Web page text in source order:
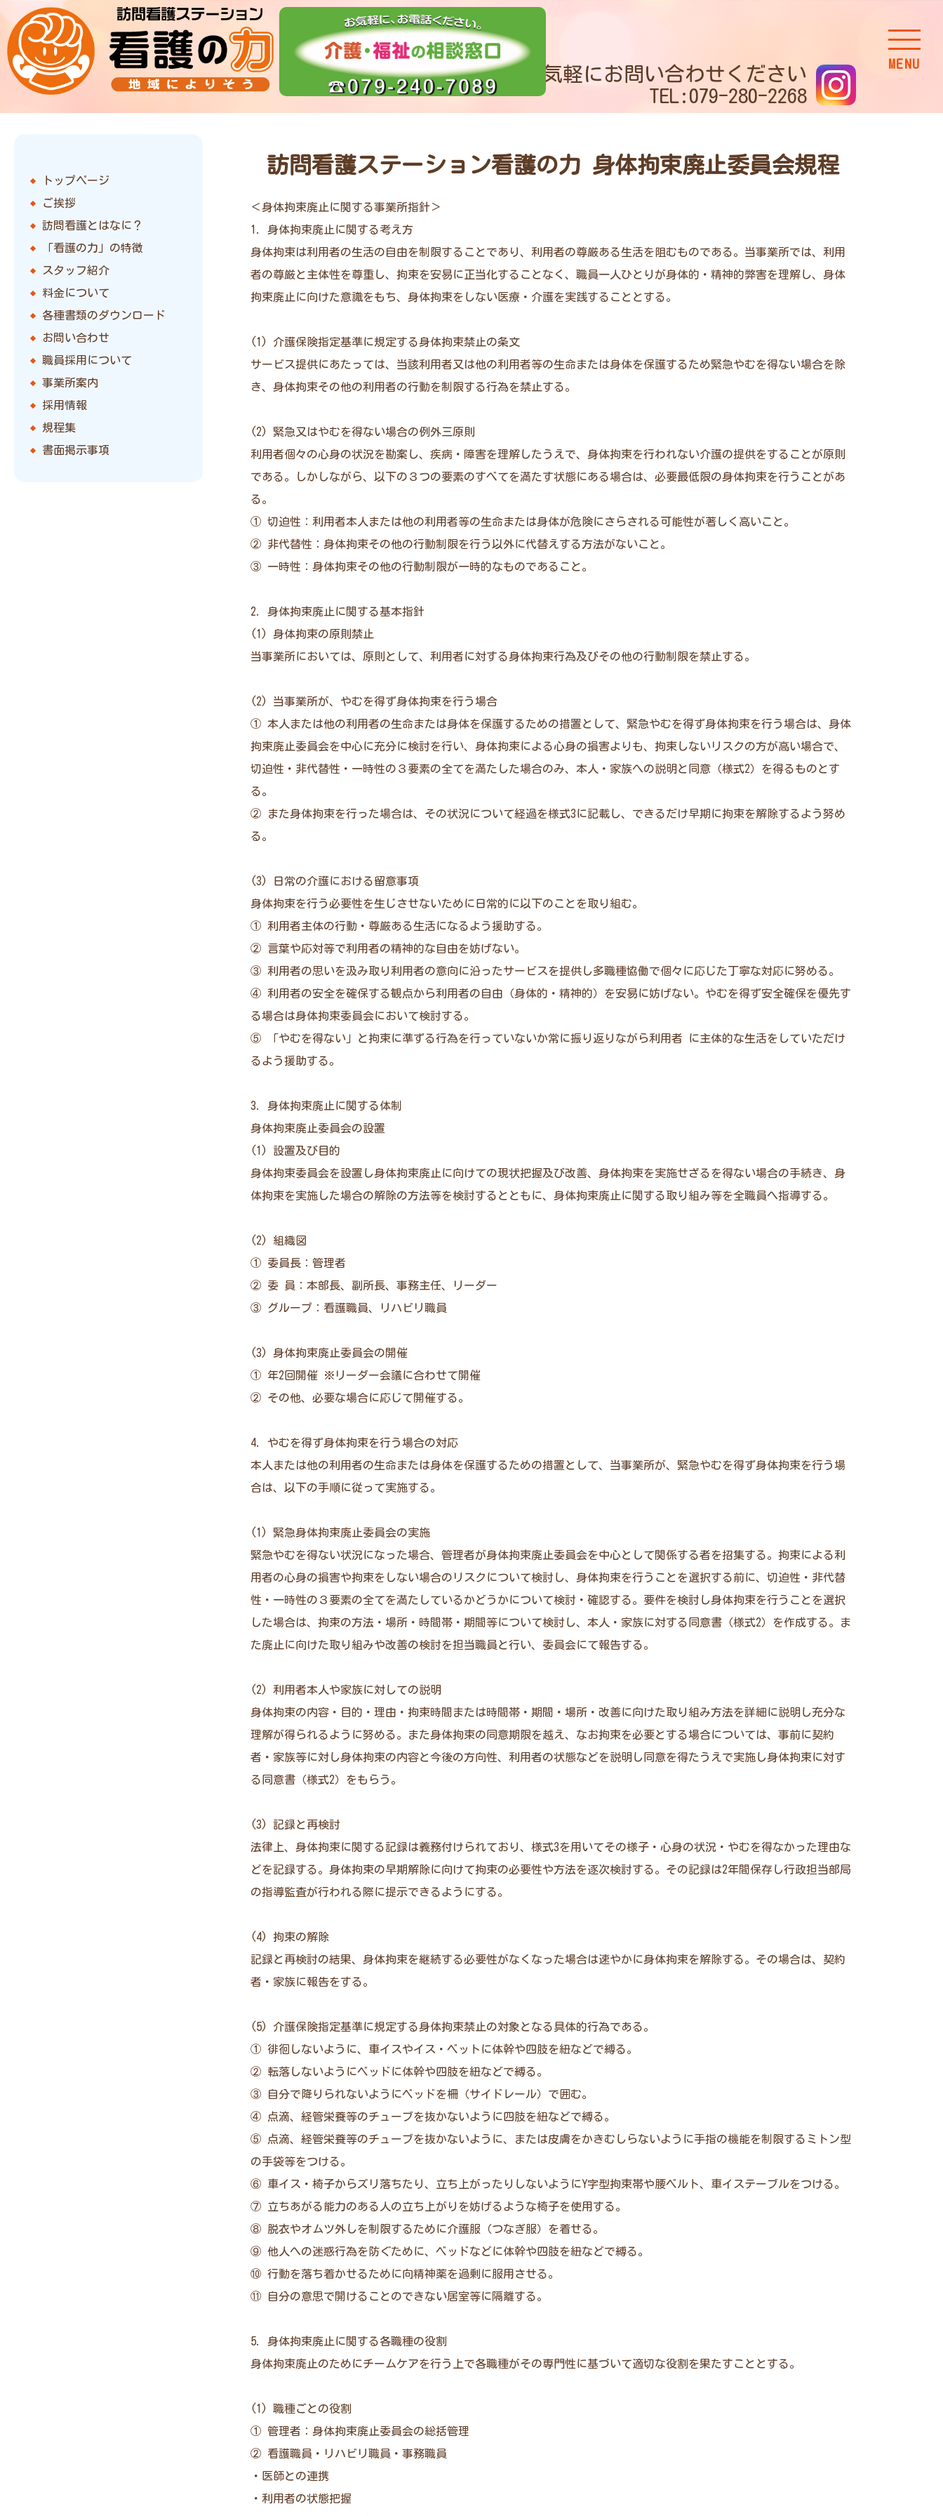
お気軽にお問い合わせください
TEL:079-280-2268
トップページ
ご挨拶
訪問看護とはなに？
「看護の力」の特徴
スタッフ紹介
料金について
各種書類のダウンロード
お問い合わせ
職員採用について
事業所案内
採用情報
規程集
書面掲示事項
訪問看護ステーション看護の力 身体拘束廃止委員会規程
＜身体拘束廃止に関する事業所指針＞
1. 身体拘束廃止に関する考え方
身体拘束は利用者の生活の自由を制限することであり、利用者の尊厳ある生活を阻むものである。当事業所では、利用
者の尊厳と主体性を尊重し、拘束を安易に正当化することなく、職員一人ひとりが身体的・精神的弊害を理解し、身体
拘束廃止に向けた意識をもち、身体拘束をしない医療・介護を実践することとする。
(1) 介護保険指定基準に規定する身体拘束禁止の条文
サービス提供にあたっては、当該利用者又は他の利用者等の生命または身体を保護するため緊急やむを得ない場合を除
き、身体拘束その他の利用者の行動を制限する行為を禁止する。
(2) 緊急又はやむを得ない場合の例外三原則
利用者個々の心身の状況を勘案し、疾病・障害を理解したうえで、身体拘束を行われない介護の提供をすることが原則
である。しかしながら、以下の３つの要素のすべてを満たす状態にある場合は、必要最低限の身体拘束を行うことがあ
る。
① 切迫性：利用者本人または他の利用者等の生命または身体が危険にさらされる可能性が著しく高いこと。
② 非代替性：身体拘束その他の行動制限を行う以外に代替えする方法がないこと。
③ 一時性：身体拘束その他の行動制限が一時的なものであること。
2. 身体拘束廃止に関する基本指針
(1) 身体拘束の原則禁止
当事業所においては、原則として、利用者に対する身体拘束行為及びその他の行動制限を禁止する。
(2) 当事業所が、やむを得ず身体拘束を行う場合
① 本人または他の利用者の生命または身体を保護するための措置として、緊急やむを得ず身体拘束を行う場合は、身体
拘束廃止委員会を中心に充分に検討を行い、身体拘束による心身の損害よりも、拘束しないリスクの方が高い場合で、
切迫性・非代替性・一時性の３要素の全てを満たした場合のみ、本人・家族への説明と同意（様式2）を得るものとす
る。
② また身体拘束を行った場合は、その状況について経過を様式3に記載し、できるだけ早期に拘束を解除するよう努め
る。
(3) 日常の介護における留意事項
身体拘束を行う必要性を生じさせないために日常的に以下のことを取り組む。
① 利用者主体の行動・尊厳ある生活になるよう援助する。
② 言葉や応対等で利用者の精神的な自由を妨げない。
③ 利用者の思いを汲み取り利用者の意向に沿ったサービスを提供し多職種協働で個々に応じた丁寧な対応に努める。
④ 利用者の安全を確保する観点から利用者の自由（身体的・精神的）を安易に妨げない。やむを得ず安全確保を優先す
る場合は身体拘束委員会において検討する。
⑤ 「やむを得ない」と拘束に準ずる行為を行っていないか常に振り返りながら利用者 に主体的な生活をしていただけ
るよう援助する。
3. 身体拘束廃止に関する体制
身体拘束廃止委員会の設置
(1) 設置及び目的
身体拘束委員会を設置し身体拘束廃止に向けての現状把握及び改善、身体拘束を実施せざるを得ない場合の手続き、身
体拘束を実施した場合の解除の方法等を検討するとともに、身体拘束廃止に関する取り組み等を全職員へ指導する。
(2) 組織図
① 委員長：管理者
② 委 員：本部長、副所長、事務主任、リーダー
③ グループ：看護職員、リハビリ職員
(3) 身体拘束廃止委員会の開催
① 年2回開催 ※リーダー会議に合わせて開催
② その他、必要な場合に応じて開催する。
4. やむを得ず身体拘束を行う場合の対応
本人または他の利用者の生命または身体を保護するための措置として、当事業所が、緊急やむを得ず身体拘束を行う場
合は、以下の手順に従って実施する。
(1) 緊急身体拘束廃止委員会の実施
緊急やむを得ない状況になった場合、管理者が身体拘束廃止委員会を中心として関係する者を招集する。拘束による利
用者の心身の損害や拘束をしない場合のリスクについて検討し、身体拘束を行うことを選択する前に、切迫性・非代替
性・一時性の３要素の全てを満たしているかどうかについて検討・確認する。要件を検討し身体拘束を行うことを選択
した場合は、拘束の方法・場所・時間帯・期間等について検討し、本人・家族に対する同意書（様式2）を作成する。ま
た廃止に向けた取り組みや改善の検討を担当職員と行い、委員会にて報告する。
(2) 利用者本人や家族に対しての説明
身体拘束の内容・目的・理由・拘束時間または時間帯・期間・場所・改善に向けた取り組み方法を詳細に説明し充分な
理解が得られるように努める。また身体拘束の同意期限を越え、なお拘束を必要とする場合については、事前に契約
者・家族等に対し身体拘束の内容と今後の方向性、利用者の状態などを説明し同意を得たうえで実施し身体拘束に対す
る同意書（様式2）をもらう。
(3) 記録と再検討
法律上、身体拘束に関する記録は義務付けられており、様式3を用いてその様子・心身の状況・やむを得なかった理由な
どを記録する。身体拘束の早期解除に向けて拘束の必要性や方法を逐次検討する。その記録は2年間保存し行政担当部局
の指導監査が行われる際に提示できるようにする。
(4) 拘束の解除
記録と再検討の結果、身体拘束を継続する必要性がなくなった場合は速やかに身体拘束を解除する。その場合は、契約
者・家族に報告をする。
(5) 介護保険指定基準に規定する身体拘束禁止の対象となる具体的行為である。
① 徘徊しないように、車イスやイス・ベットに体幹や四肢を紐などで縛る。
② 転落しないようにベッドに体幹や四肢を紐などで縛る。
③ 自分で降りられないようにベッドを柵（サイドレール）で囲む。
④ 点滴、経管栄養等のチューブを抜かないように四肢を紐などで縛る。
⑤ 点滴、経管栄養等のチューブを抜かないように、または皮膚をかきむしらないように手指の機能を制限するミトン型
の手袋等をつける。
⑥ 車イス・椅子からズリ落ちたり、立ち上がったりしないようにY字型拘束帯や腰ベルト、車イステーブルをつける。
⑦ 立ちあがる能力のある人の立ち上がりを妨げるような椅子を使用する。
⑧ 脱衣やオムツ外しを制限するために介護服（つなぎ服）を着せる。
⑨ 他人への迷惑行為を防ぐために、ベッドなどに体幹や四肢を紐などで縛る。
⑩ 行動を落ち着かせるために向精神薬を過剰に服用させる。
⑪ 自分の意思で開けることのできない居室等に隔離する。
5. 身体拘束廃止に関する各職種の役割
身体拘束廃止のためにチームケアを行う上で各職種がその専門性に基づいて適切な役割を果たすこととする。
(1) 職種ごとの役割
① 管理者：身体拘束廃止委員会の総括管理
② 看護職員・リハビリ職員・事務職員
・医師との連携
・利用者の状態把握
MENU